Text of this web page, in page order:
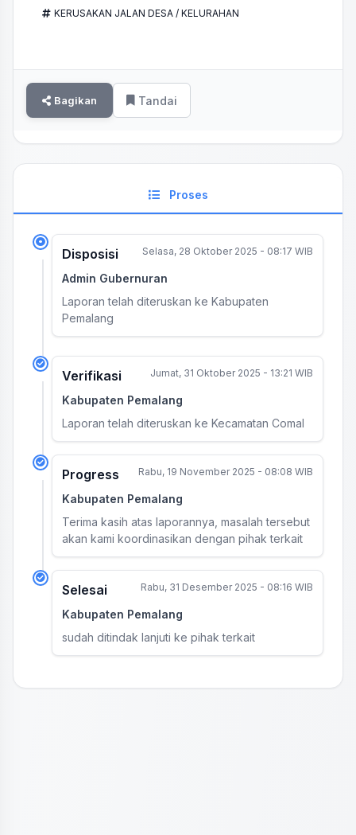
KERUSAKAN JALAN DESA / KELURAHAN
Bagikan Tandai
Proses
Disposisi Selasa, 28 Oktober 2025 - 08:17 WIB
Admin Gubernuran
Laporan telah diteruskan ke Kabupaten
Pemalang
Verifikasi Jumat, 31 Oktober 2025 - 13:21 WIB
Kabupaten Pemalang
Laporan telah diteruskan ke Kecamatan Comal
Progress Rabu, 19 November 2025 - 08:08 WIB
Kabupaten Pemalang
Terima kasih atas laporannya, masalah tersebut
akan kami koordinasikan dengan pihak terkait
Selesai Rabu, 31 Desember 2025 - 08:16 WIB
Kabupaten Pemalang
sudah ditindak lanjuti ke pihak terkait